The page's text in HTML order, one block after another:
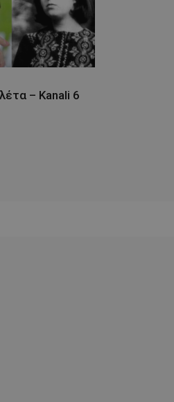
– Kanali 6